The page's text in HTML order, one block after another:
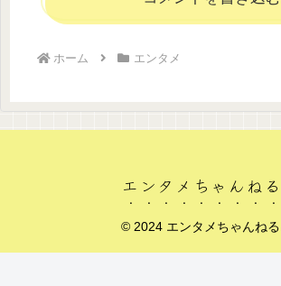
ホーム エンタメ
エンタメちゃんねる
© 2024 エンタメちゃんねる.